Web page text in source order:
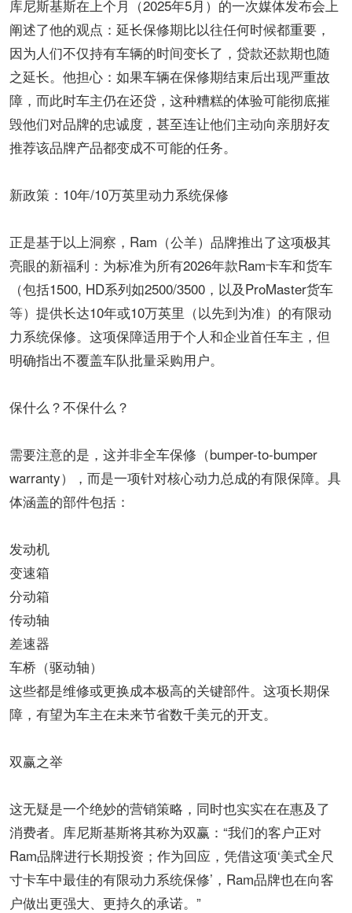
​​库尼斯基斯​​在上个月（2025年5月）的一次媒体发布会上
阐述了他的观点：​​延长保修期比以往任何时候都重要​​，
因为人们不仅持有车辆的时间变长了，贷款还款期也随
之延长。他担心：如果车辆在保修期结束后出现严重故
障，而此时车主仍在还贷，这种糟糕的体验​​可能彻底摧
毁他们对品牌的忠诚度​​，甚至​​连让他们主动向亲朋好友
推荐该品牌产品都变成不可能的任务​​。
​​新政策：10年/10万英里动力系统保修​​
正是基于以上洞察，​​Ram（公羊）品牌​​推出了这项​​极其
亮眼的新福利​​：为标准为所有​​2026年款Ram卡车和货车
（包括1500, HD系列如2500/3500，以及ProMaster货车
等）​​提供​​长达10年或10万英里（以先到为准）的有限动
力系统保修​​。这项保障适用于​​个人和企业首任车主​​，但
明确指出​​不覆盖车队批量采购用户​​。
​​保什么？不保什么？​​
需要注意的是，这​​并非全车保修（bumper-to-bumper
warranty）​​，而是一项​​针对核心动力总成的有限保障​​。具
体涵盖的部件包括：
​​发动机​​
​​变速箱​​
​​分动箱​​
​​传动轴​​
​​差速器​​
​​车桥（驱动轴）​​
这些都是维修或更换成本极高的关键部件。这项长期保
障，​​有望为车主在未来节省数千美元的开支​​。
​​双赢之举​​
这无疑是一个绝妙的营销策略，同时也实实在在惠及了
消费者。库尼斯基斯将其称为双赢：“​​我们的客户正对
Ram品牌进行长期投资；作为回应，凭借这项‘美式全尺
寸卡车中最佳的有限动力系统保修’，Ram品牌也在向客
户做出更强大、更持久的承诺。​​”